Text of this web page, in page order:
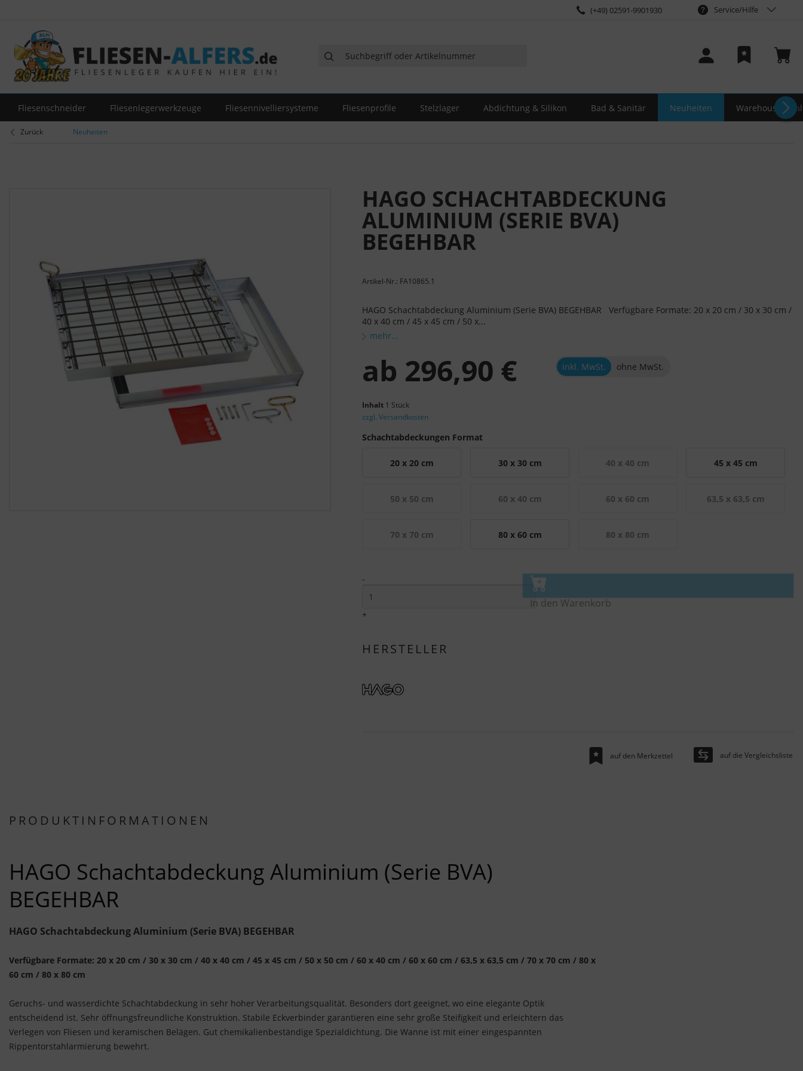
(+49) 02591-9901930 Service/Hilfe
Fliesenschneider Fliesenlegerwerkzeuge Fliesennivelliersysteme Fliesenprofile Stelzlager Abdichtung & Silikon Bad & Sanitär Neuheiten Warehouse-
Zurück Neuheiten
HAGO SCHACHTABDECKUNG
ALUMINIUM (SERIE BVA)
BEGEHBAR
Artikel-Nr.: FA10865.1
HAGO Schachtabdeckung Aluminium (Serie BVA) BEGEHBAR Verfügbare Formate: 20 x 20 cm / 30 x 30 cm /
40 x 40 cm / 45 x 45 cm / 50 x...
mehr...
ab 296,90 € inkl. MwSt. ohne MwSt.
Inhalt 1 Stück
zzgl. Versandkosten
Schachtabdeckungen Format
20 x 20 cm 30 x 30 cm 40 x 40 cm 45 x 45 cm
50 x 50 cm 60 x 40 cm 60 x 60 cm 63,5 x 63,5 cm
70 x 70 cm 80 x 60 cm 80 x 80 cm
-
+
In den Warenkorb
HERSTELLER
auf den Merkzettel auf die Vergleichsliste
PRODUKTINFORMATIONEN
HAGO Schachtabdeckung Aluminium (Serie BVA)
BEGEHBAR
HAGO Schachtabdeckung Aluminium (Serie BVA) BEGEHBAR
Verfügbare Formate: 20 x 20 cm / 30 x 30 cm / 40 x 40 cm / 45 x 45 cm / 50 x 50 cm / 60 x 40 cm / 60 x 60 cm / 63,5 x 63,5 cm / 70 x 70 cm / 80 x
60 cm / 80 x 80 cm
Geruchs- und wasserdichte Schachtabdeckung in sehr hoher Verarbeitungsqualität. Besonders dort geeignet, wo eine elegante Optik
entscheidend ist. Sehr öffnungsfreundliche Konstruktion. Stabile Eckverbinder garantieren eine sehr große Steifigkeit und erleichtern das
Verlegen von Fliesen und keramischen Belägen. Gut chemikalienbeständige Spezialdichtung. Die Wanne ist mit einer eingespannten
Rippentorstahlarmierung bewehrt.